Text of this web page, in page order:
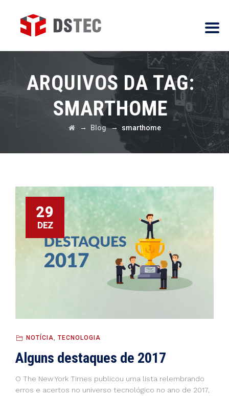
ARQUIVOS DA TAG:
SMARTHOME
→ Blog→ smarthome
29
DEZ
NOTÍCIA TECNOLOGIA
Alguns destaques de 2017
O The New York Times publicou uma lista relembrando
erros e acertos no universo tecnológico no ano de 2017,